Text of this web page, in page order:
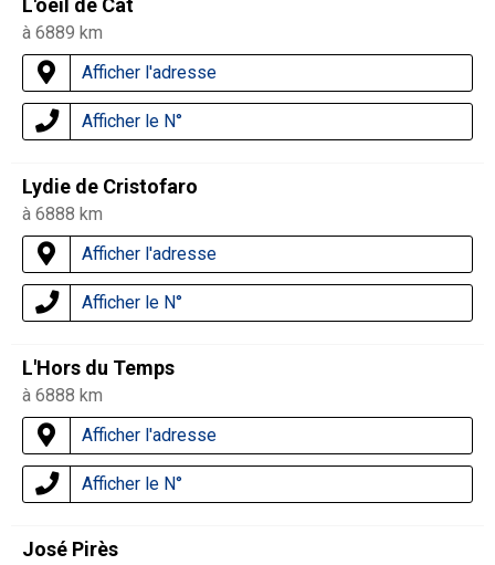
L'oeil de Cat
à 6889 km
Afficher l'adresse
Afficher le N°
Lydie de Cristofaro
à 6888 km
Afficher l'adresse
Afficher le N°
L'Hors du Temps
à 6888 km
Afficher l'adresse
Afficher le N°
José Pirès